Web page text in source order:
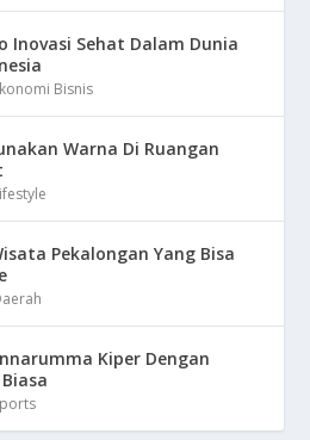
Inovasi Sehat Dalam Dunia
Bisnis
Warna Di Ruangan
Pekalongan Yang Bisa
Kiper Dengan